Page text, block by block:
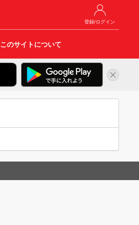
登録/ログイン
このサイトについて